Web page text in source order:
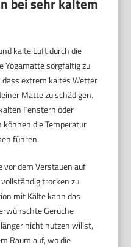
kalte Luft durch die
Yogamatte sorgfältig zu
extrem kaltes Wetter
Matte zu schädigen.
Fenstern oder
können die Temperatur
führen.
vor dem Verstauen auf
trocken zu
mit Kälte kann das
Gerüche
nicht nutzen willst,
Raum auf, wo die